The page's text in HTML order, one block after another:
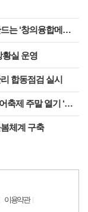
캠프’ 성황리에 마무리
실 운영
합동점검 실시
주말 열기 ‘절정’
체계 구축
이용약관